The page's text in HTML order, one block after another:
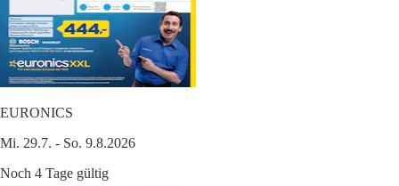
EURONICS
Mi. 29.7. - So. 9.8.2026
Noch 4 Tage gültig